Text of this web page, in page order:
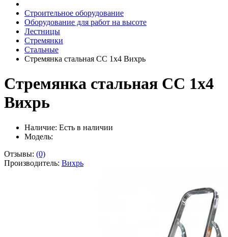
Строительное оборудование
Оборудование для работ на высоте
Лестницы
Стремянки
Стальные
Стремянка стальная СС 1х4 Вихрь
Стремянка стальная СС 1х4
Вихрь
Наличие: Есть в наличии
Модель:
Отзывы: (0)
Производитель: Вихрь